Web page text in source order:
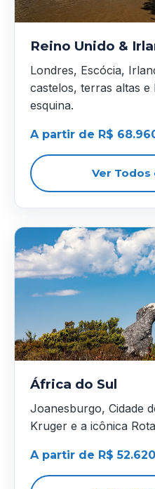
Reino Unido &
Londres, Escócia,
castelos, terras altas e
esquina.
A partir de R$
Ver Todos
África do Sul
Joanesburgo, Cidade
Kruger e a icônica
A partir de R$ 52.620